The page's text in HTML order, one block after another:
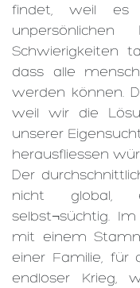
findet, weil es
Schwierigkeiten
dass alle
werden können.
weil wir die
unserer
herausfliessen
Der
nicht global,
selbst¬süchtig.
mit einem
einer Familie, für
endloser Krieg,